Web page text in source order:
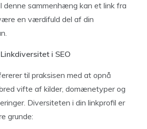
denne sammenhæng kan et link fra
en værdifuld del af din
i SEO
til praksisen med at opnå
vifte af kilder, domænetyper og
Diversiteten i din linkprofil er
grunde: